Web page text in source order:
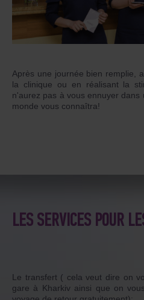
Après une journée bien remplie,
la clinique ou en réalisant la
n'aurez pas à vous ennuyer
monde vous connaîtra!
LES SERVICES POUR
Le transfert ( cela veut dire on
gare à Kharkiv ainsi que on